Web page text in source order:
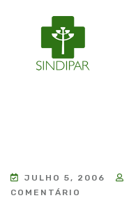
JULHO 5, 2006
COMENTÁRIO